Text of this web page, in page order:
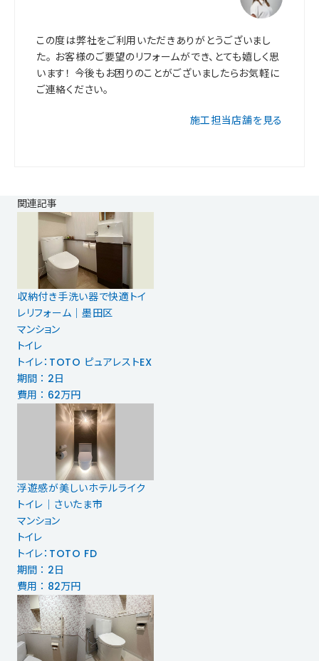
この度は弊社をご利用いただきありがとうございまし
た。 お客様のご要望のリフォームができ、とても嬉しく思
います！ 今後もお困りのことがございましたらお気軽に
ご連絡ください。
施工担当店舗を見る
関連記事
収納付き手洗い器で快適トイ
レリフォーム｜墨田区
マンション
トイレ
トイレ：TOTO ピュアレストEX
期間 ： 2日
費用 ： 62万円
浮遊感が美しいホテルライク
トイレ｜さいたま市
マンション
トイレ
トイレ：TOTO FD
期間 ： 2日
費用 ： 82万円